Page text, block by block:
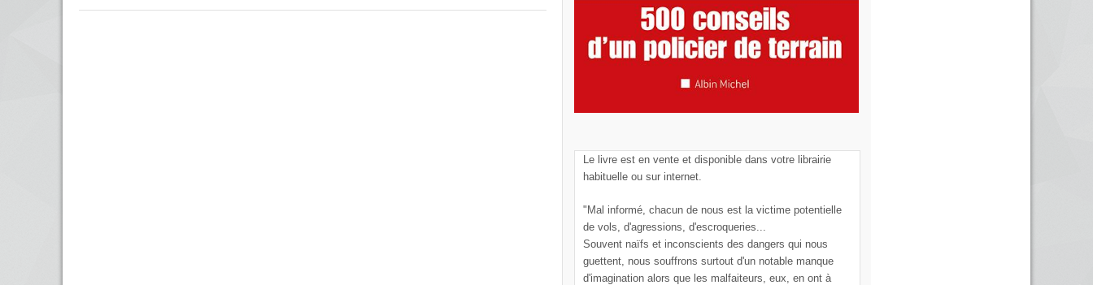
Le livre est en vente et disponible dans votre librairie
habituelle ou sur internet.
"Mal informé, chacun de nous est la victime potentielle
de vols, d'agressions, d'escroqueries...
Souvent naïfs et inconscients des dangers qui nous
guettent, nous souffrons surtout d'un notable manque
d'imagination alors que les malfaiteurs, eux, en ont à